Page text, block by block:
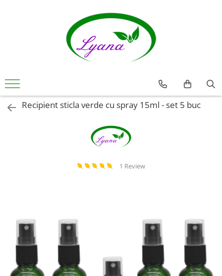
Sticlute rollon si creioane
Sticlute cu pulverizator spray
Sticlute cu pipeta
Sticlute cu picurator si sticlute cu
Borcane pentru creme si sticlute
Recipient sticla verde cu spray 15ml - set 5 buc
1 Review